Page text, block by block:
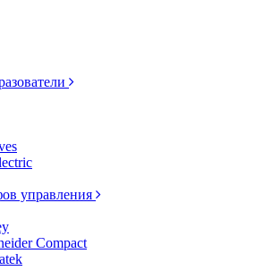
управления
Compact